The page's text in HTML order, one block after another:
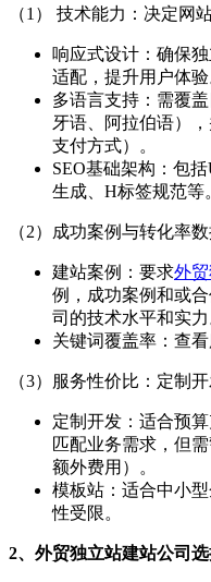
（1） 技术能力：决定网
响应式设计：确保
适配，提升用户体验
多语言支持：需覆
牙语、阿拉伯语）
支付方式）。
SEO基础架构：包
生成、H标签规范等
（2）成功案例与转化率
建站案例：要求外
例，成功案例和或
司的技术水平和实力
关键词覆盖率：查
（3）服务性价比：定制
定制开发：适合预
匹配业务需求，但
额外费用）。
模板站：适合中小
性受限。
2、外贸独立站建站公司